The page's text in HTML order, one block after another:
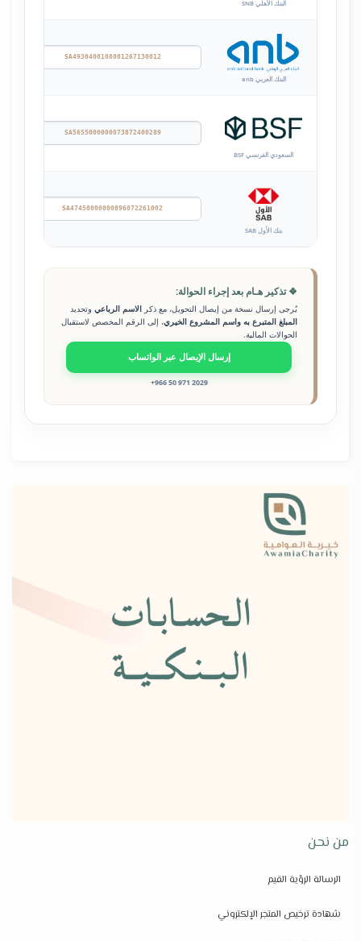
البنك الأهلي SNB
البنك العربي anb
السعودي الفرنسي BSF
بنك الأول SAB
❖ تذكير هـام بعد إجراء الحوالة:
يُرجى إرسال نسخة من إيصال التحويل، مع ذكرالاسم الرباعي وتحديد
المبلغ المتبرع به واسم المشروع الخيري، إلى الرقم المخصص لاستقبال
الحوالات المالية.
إرسال الإيصال عبر الواتساب
+966 50 971 2029
من نحن
الرسالة الرؤية القيم
شهادة ترخيص المتجر الإلكتروني